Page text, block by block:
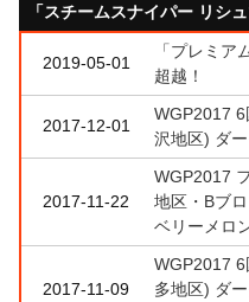
「スチームスナイパー リシ
2019-05-01
「プレミア
超越！
2017-12-01
WGP2017
沢地区) ダ
2017-11-22
WGP2017
地区・Bブ
ベリーメロ
2017-11-09
WGP2017
多地区) ダ